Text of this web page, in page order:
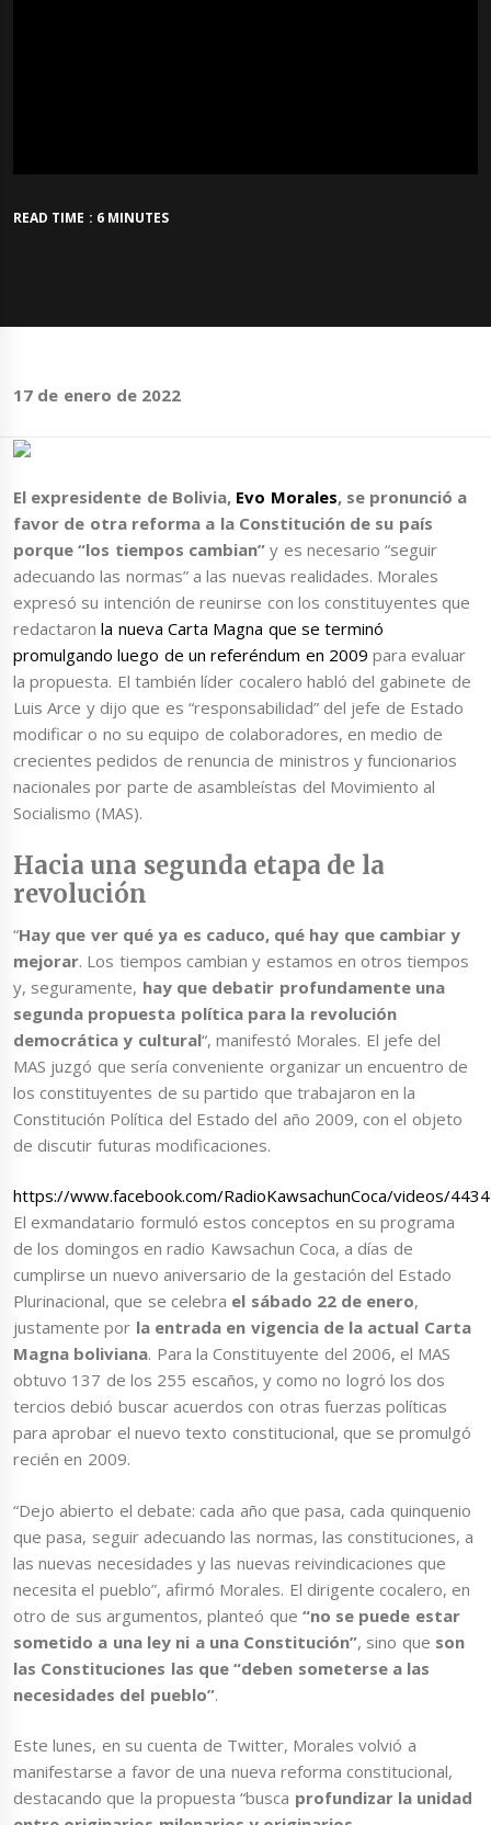
READ TIME : 6 MINUTES
17 de enero de 2022
El expresidente de Bolivia, Evo Morales, se pronunció a
favor de otra reforma a la Constitución de su país
porque “los tiempos cambian”y es necesario “seguir
adecuando las normas” a las nuevas realidades. Morales
expresó su intención de reunirse con los constituyentes que
redactaron la nueva Carta Magna que se terminó
promulgando luego de un referéndum en 2009para evaluar
la propuesta. El también líder cocalero habló del gabinete de
Luis Arce y dijo que es “responsabilidad” del jefe de Estado
modificar o no su equipo de colaboradores, en medio de
crecientes pedidos de renuncia de ministros y funcionarios
nacionales por parte de asambleístas del Movimiento al
Socialismo (MAS).
Hacia una segunda etapa de la
revolución
“Hay que ver qué ya es caduco, qué hay que cambiar y
mejorar. Los tiempos cambian y estamos en otros tiempos
y, seguramente, hay que debatir profundamente una
segunda propuesta política para la revolución
democrática y cultural“, manifestó Morales. El jefe del
MAS juzgó que sería conveniente organizar un encuentro de
los constituyentes de su partido que trabajaron en la
Constitución Política del Estado del año 2009, con el objeto
de discutir futuras modificaciones.
https://www.facebook.com/RadioKawsachunCoca/videos/
El exmandatario formuló estos conceptos en su programa
de los domingos en radio Kawsachun Coca, a días de
cumplirse un nuevo aniversario de la gestación del Estado
Plurinacional, que se celebra el sábado 22 de enero,
justamente por la entrada en vigencia de la actual Carta
Magna boliviana. Para la Constituyente del 2006, el MAS
obtuvo 137 de los 255 escaños, y como no logró los dos
tercios debió buscar acuerdos con otras fuerzas políticas
para aprobar el nuevo texto constitucional, que se promulgó
recién en 2009.
“Dejo abierto el debate: cada año que pasa, cada quinquenio
que pasa, seguir adecuando las normas, las constituciones, a
las nuevas necesidades y las nuevas reivindicaciones que
necesita el pueblo”, afirmó Morales. El dirigente cocalero, en
otro de sus argumentos, planteó que “no se puede estar
sometido a una ley ni a una Constitución”, sino que son
las Constituciones las que “deben someterse a las
necesidades del pueblo”.
Este lunes, en su cuenta de Twitter, Morales volvió a
manifestarse a favor de una nueva reforma constitucional,
destacando que la propuesta “busca profundizar la unidad